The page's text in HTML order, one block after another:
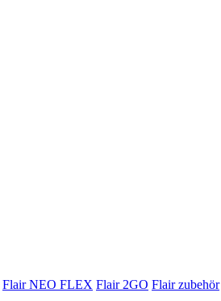
Flair NEO FLEX Flair 2GO Flair zubehör